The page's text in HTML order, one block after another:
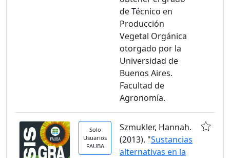
de Técnico en
Producción
Vegetal Orgánica
otorgado por la
Universidad de
Buenos Aires.
Facultad de
Agronomía.
Solo
Usuarios
FAUBA
Szmukler, Hannah.
(2013). "Sustancias
alternativas en la